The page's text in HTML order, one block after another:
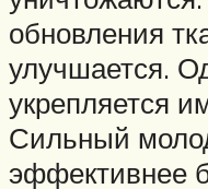
обновления
улучшается.
укрепляется
Сильный
эффективнее